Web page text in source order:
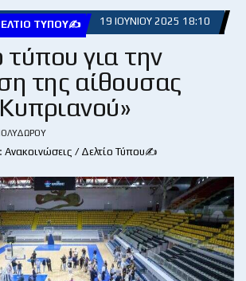
ΤΎΠΟΥ✍ 19 ΙΟΥΝΊΟΥ 2025 18:10
τύπου για την
της αίθουσας
Ανακοινώσεις / Δελτίο Τύπου✍